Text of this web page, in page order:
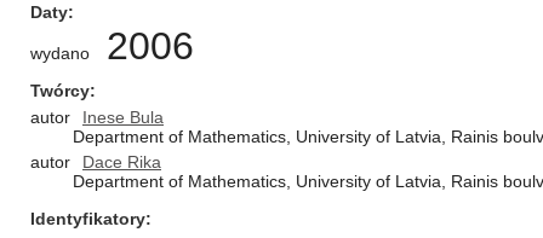
Daty
wydano 2006
Twórcy
autor
Inese Bula
Department of Mathematics, University of Latvia, Rainis
autor
Dace Rika
Department of Mathematics, University of Latvia, Rainis
Identyfikatory